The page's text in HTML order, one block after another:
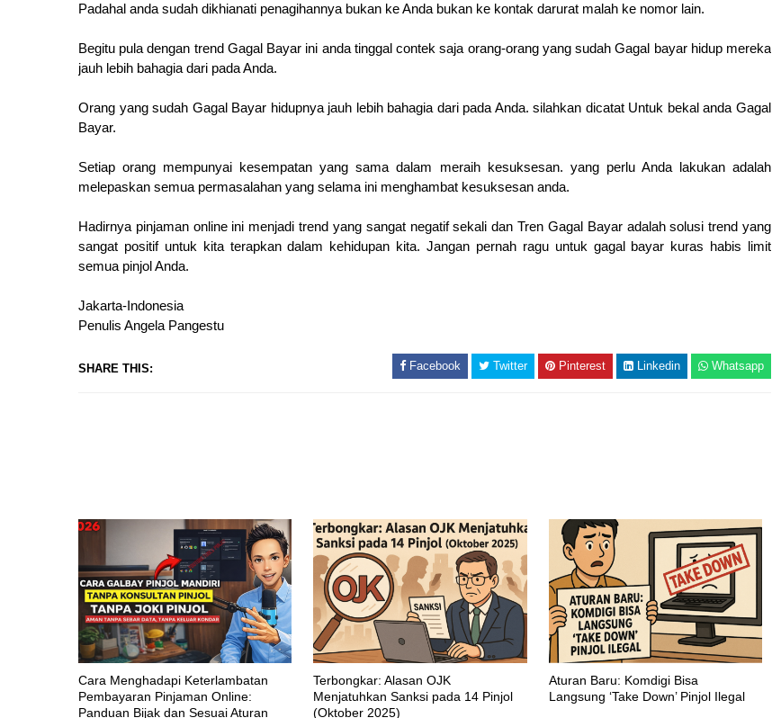
Padahal anda sudah dikhianati penagihannya bukan ke Anda bukan ke kontak darurat malah ke nomor lain.
Begitu pula dengan trend Gagal Bayar ini anda tinggal contek saja orang-orang yang sudah Gagal bayar hidup mereka
jauh lebih bahagia dari pada Anda.
Orang yang sudah Gagal Bayar hidupnya jauh lebih bahagia dari pada Anda. silahkan dicatat Untuk bekal anda Gagal
Bayar.
Setiap orang mempunyai kesempatan yang sama dalam meraih kesuksesan. yang perlu Anda lakukan adalah
melepaskan semua permasalahan yang selama ini menghambat kesuksesan anda.
Hadirnya pinjaman online ini menjadi trend yang sangat negatif sekali dan Tren Gagal Bayar adalah solusi trend yang
sangat positif untuk kita terapkan dalam kehidupan kita. Jangan pernah ragu untuk gagal bayar kuras habis limit
semua pinjol Anda.
Jakarta-Indonesia
Penulis Angela Pangestu
SHARE THIS: Facebook Twitter Pinterest Linkedin Whatsapp
Cara Menghadapi Keterlambatan
Pembayaran Pinjaman Online:
Panduan Bijak dan Sesuai Aturan
Terbongkar: Alasan OJK
Menjatuhkan Sanksi pada 14 Pinjol
(Oktober 2025)
Aturan Baru: Komdigi Bisa
Langsung ‘Take Down’ Pinjol Ilegal